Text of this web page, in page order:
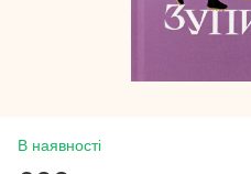
В наявності